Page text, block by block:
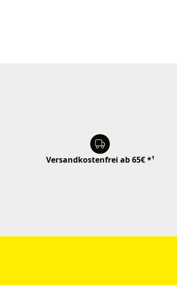
Versandkostenfrei ab 65€ *¹